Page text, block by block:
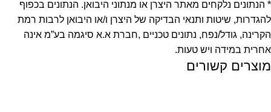
* הנתונים נלקחים מאתר היצרן או מנתוני היבואן. הנתונים בכפוף
להגדרות, שיטות ותנאי הבדיקה של היצרן ו/או היבואן לרבות רמת
הקרינה, גודל/נפח, נתונים טכניים ,חברת א.א סיגמה בע”מ אינה
אחרית במידה ויש טעות.
מוצרים קשורים